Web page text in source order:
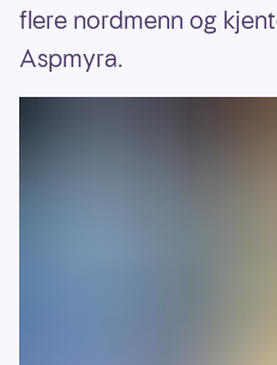
flere nordmenn og
Aspmyra.